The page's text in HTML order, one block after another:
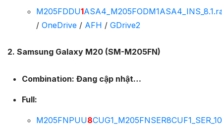
M205FDDU1
/ OneDrive/ AFH / GDrive2
2. Samsung Galaxy M20 (SM-M205FN)
Combination: Đang cập nhật…
Full:
M205FNPUU8